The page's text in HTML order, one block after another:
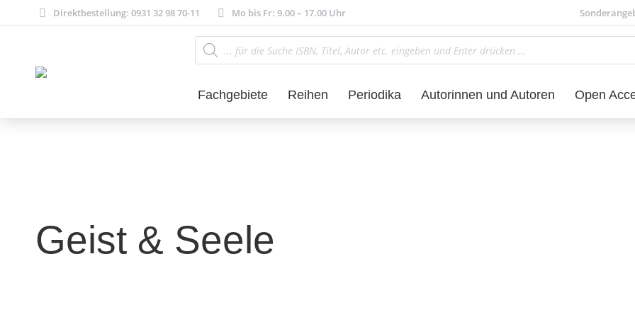
Direktbestellung: 0931 32 98 70-11 Mo bis Fr: 9.00 – 17.00 Uhr
Products
search
Fachgebiete Reihen Periodika Autorinnen und Autoren Open
Geist & Seele